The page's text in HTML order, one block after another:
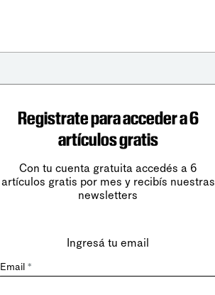
Registrate para acceder a 6
artículos gratis
Con tu cuenta gratuita accedés a 6
artículos gratis por mes y recibís nuestras
newsletters
Ingresá tu email
Email *